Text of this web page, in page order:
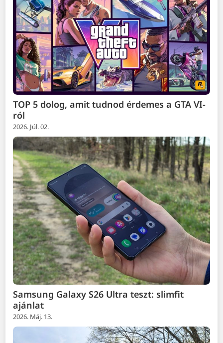
TOP 5 dolog, amit tudnod érdemes a GTA VI-
ról
2026. Júl. 02.
Samsung Galaxy S26 Ultra teszt: slimfit
ajánlat
2026. Máj. 13.